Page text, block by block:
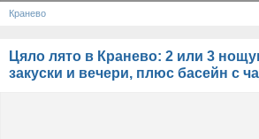
Кранево
Цяло лято в Кранево: 2 или 3
закуски и вечери, плюс басейн с